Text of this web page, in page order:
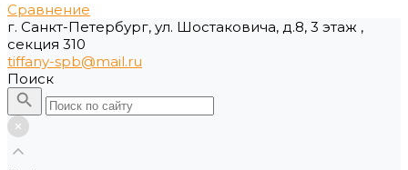
Сравнение
г. Санкт-Петербург, ул. Шостаковича, д.8, 3 этаж ,
секция 310
tiffany-spb@mail.ru
Поиск